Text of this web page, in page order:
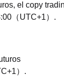
el copy
（UTC+1）.
）.